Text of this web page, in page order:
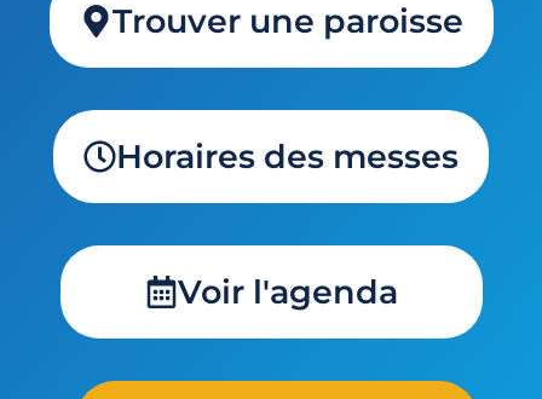
Trouver une paroisse
Horaires des messes
Voir l'agenda